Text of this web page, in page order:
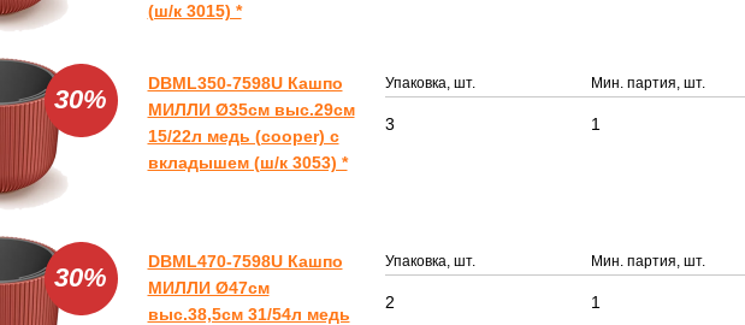
(ш/к 3015) *
30%
DBML350-7598U Кашпо
МИЛЛИ Ø35см выс.29см
15/22л медь (cooper) с
вкладышем (ш/к 3053) *
Упаковка, шт. Мин. партия, шт.
3 1
30%
DBML470-7598U Кашпо
МИЛЛИ Ø47см
выс.38,5см 31/54л медь
Упаковка, шт. Мин. партия, шт.
2 1